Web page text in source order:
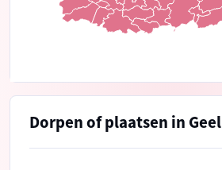
Dorpen of plaatsen in Geel